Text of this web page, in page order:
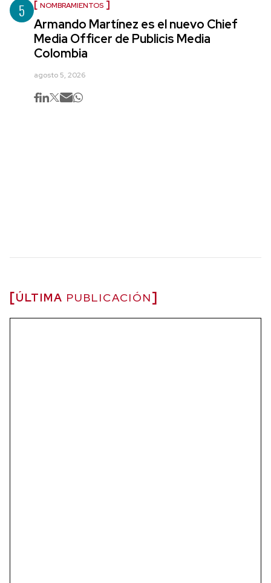
5 NOMBRAMIENTOS
Armando Martínez es el nuevo Chief
Media Officer de Publicis Media
Colombia
agosto 5, 2026
ÚLTIMA PUBLICACIÓN